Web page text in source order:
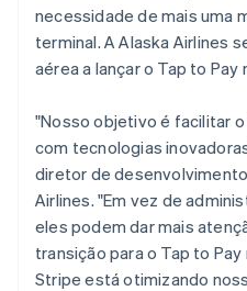
Assista agora
necessidade de mais uma
terminal. A Alaska Airlines
aérea a lançar o Tap to
"Nosso objetivo é facilitar
com tecnologias
diretor de
Airlines. "Em vez de
eles podem dar mais
transição para o Tap to
Stripe está otimizando
简体中文English
Chipre
English
Dinamarca
English
Emirados Árabes Unidos
English
Eslováquia
English
Eslovênia